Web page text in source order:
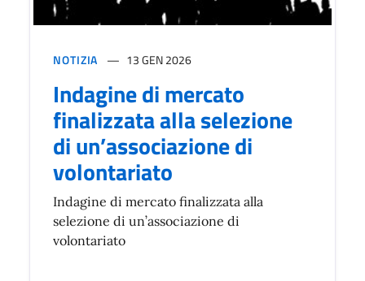
NOTIZIA 13 GEN 2026
Indagine di mercato
finalizzata alla selezione
di un’associazione di
volontariato
Indagine di mercato finalizzata alla
selezione di un’associazione di
volontariato